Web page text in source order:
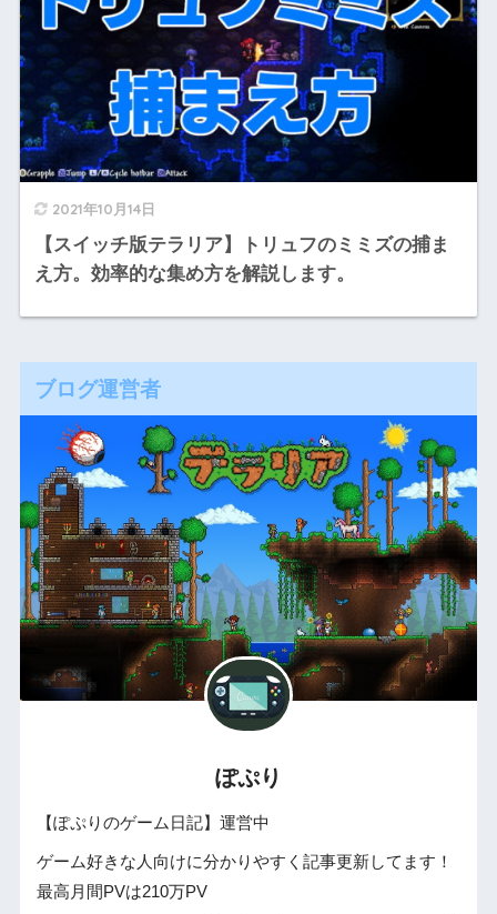
2021年10月14日
【スイッチ版テラリア】トリュフのミミズの捕ま
え方。効率的な集め方を解説します。
ブログ運営者
ぽぷり
【ぽぷりのゲーム日記】運営中
ゲーム好きな人向けに分かりやすく記事更新してます！
最高月間PVは210万PV